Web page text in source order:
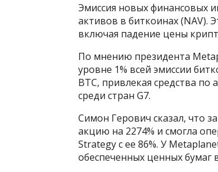
Эмиссия новых финансовых
активов в биткоинах (NAV).
включая падение цены
По мнению президента
уровне 1% всей эмиссии
BTC, привлекая средства
среди стран G7.
Симон Герович сказал, что
акцию на 2274% и смогла
Strategy с ее 86%. У
обеспеченных ценных бумаг